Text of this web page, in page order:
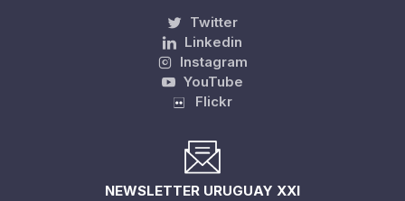
Twitter
Linkedin
Instagram
YouTube
Flickr
NEWSLETTER URUGUAY XXI